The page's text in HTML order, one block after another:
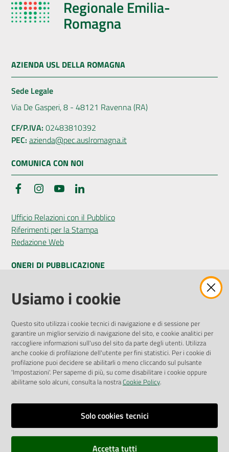
Regionale Emilia-
Romagna
AZIENDA USL DELLA ROMAGNA
Sede Legale
Via De Gasperi, 8 - 48121 Ravenna (RA)
CF/P.IVA: 02483810392
PEC: azienda@pec.auslromagna.it
COMUNICA CON NOI
FacebookInstagramYouTube
Ufficio Relazioni con il Pubblico
Riferimenti per la Stampa
Redazione Web
ONERI DI PUBBLICAZIONE
Amministrazione Trasparente
Pubblicità legale
Privacy Policy
Attuazione Misure PNRR
Liste di Attesa
ENTI, IMPRESE E PARTNER
Fatturazione Elettronica
Richiesta Patrocinio
Usiamo i cookie
Questo sito utilizza i cookie tecnici di navigazione e di sessione per
garantire un miglior servizio di navigazione del sito, e cookie analitici per
raccogliere informazioni sull'uso del sito da parte degli utenti. Utilizza
anche cookie di profilazione dell'utente per fini statistici. Per i cookie di
profilazione puoi decidere se abilitarli o meno cliccando sul pulsante
'Impostazioni'. Per saperne di più, su come disabilitare i cookie oppure
abilitarne solo alcuni, consulta la nostraCookie Policy.
Solo cookies tecnici
Accetta tutti